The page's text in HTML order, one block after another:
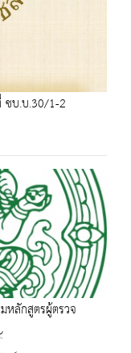
ชบ.บ.30/1-2
หลักสูตรผู้ตรวจ